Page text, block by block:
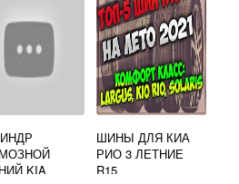
KIA
ШИНЫ ДЛЯ КИА
РИО 3 ЛЕТНИЕ
R15